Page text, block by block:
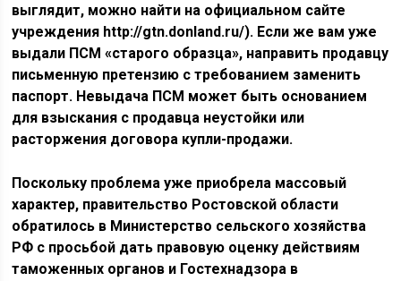
выглядит, можно найти на официальном сайте
учреждения http://gtn.donland.ru/). Если же вам уже
выдали ПСМ «старого образца», направить продавцу
письменную претензию с требованием заменить
паспорт. Невыдача ПСМ может быть основанием
для взыскания с продавца неустойки или
расторжения договора купли-продажи.
Поскольку проблема уже приобрела массовый
характер, правительство Ростовской области
обратилось в Министерство сельского хозяйства
РФ с просьбой дать правовую оценку действиям
таможенных органов и Гостехнадзора в